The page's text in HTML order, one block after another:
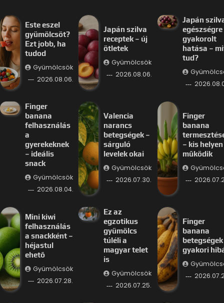
Este eszel
gyümölcsöt?
Ezt jobb, ha
tudod
Gyümölcsök
2026.08.06.
Japán szilva
receptek – új
ötletek
Gyümölcsök
2026.08.06.
Japán
egészségre
gyakorolt
hatása –
tud?
Finger
banana
felhasználás
a
gyerekeknek
– ideális
snack
Gyümölcsök
2026.08.04.
Valencia
narancs
betegségek –
sárguló
levelek okai
Gyümölcsök
2026.07.30.
Finger
banana
– kis
működik
Mini kiwi
felhasználás
a snackként –
héjastul
ehető
Gyümölcsök
2026.07.28.
Ez az
egzotikus
gyümölcs
túléli a
magyar telet
is
Gyümölcsök
2026.07.25.
Finger
banana
betegségek
gyakori